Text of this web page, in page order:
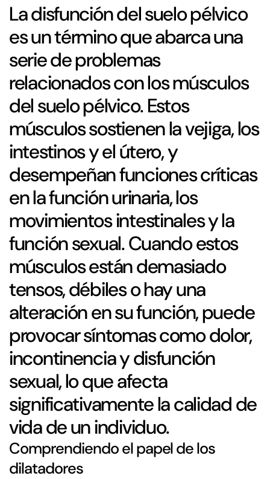
La disfunción del suelo pélvico
es un término que abarca una
serie de problemas
relacionados con los músculos
del suelo pélvico. Estos
músculos sostienen la vejiga, los
intestinos y el útero, y
desempeñan funciones críticas
en la función urinaria, los
movimientos intestinales y la
función sexual. Cuando estos
músculos están demasiado
tensos, débiles o hay una
alteración en su función, puede
provocar síntomas como dolor,
incontinencia y disfunción
sexual, lo que afecta
significativamente la calidad de
vida de un individuo.
Comprendiendo el papel de los
dilatadores